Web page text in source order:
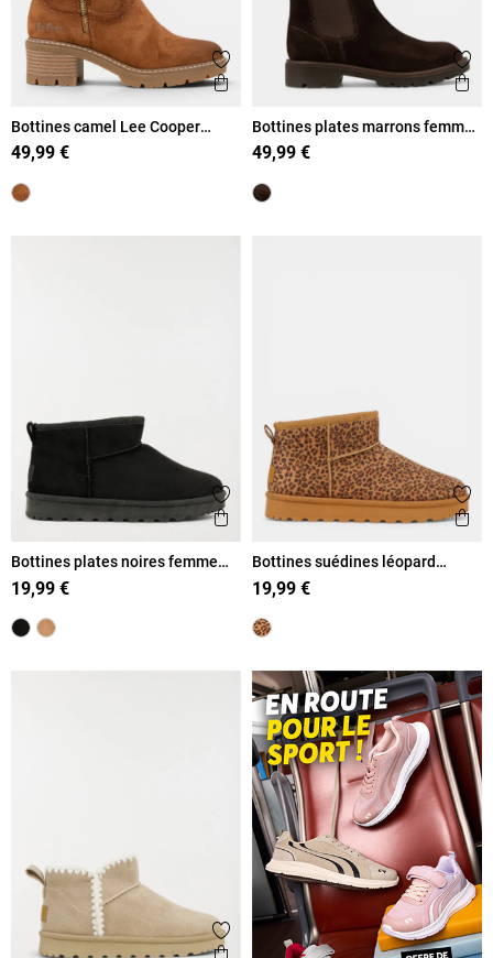
Ajouter aux favoris
Aperçu rapide
Bottines camel Lee Cooper
femme (36-41)
49,99 €
Bottines plates marrons femme
(36-41)
49,99 €
Ajouter aux favoris
Aperçu rapide
Bottines plates noires femme
(36-41)
19,99 €
Bottines suédines léopard
femme (36-41)
19,99 €
Ajouter aux favoris